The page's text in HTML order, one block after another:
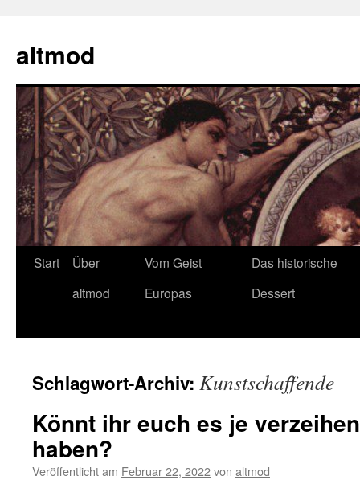
springen
altmod
Start
Über
altmod
Vom Geist
Europas
Das historische
Dessert
Schlagwort-Archiv: Kunstschaffende
Könnt ihr euch es je
haben?
Veröffentlicht am Februar 22, 2022von altmod